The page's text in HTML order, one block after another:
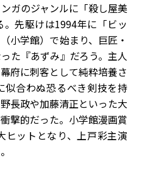
ガのジャンルに「殺し屋美
先駆けは1994年に「ビッ
小学館）で始まり、巨匠・
た『あずみ』だろう。主人
府に刺客として純粋培養さ
似合わぬ恐るべき剣技を持
長政や加藤清正といった大
撃的だった。小学館漫画賞
ヒットとなり、上戸彩主演